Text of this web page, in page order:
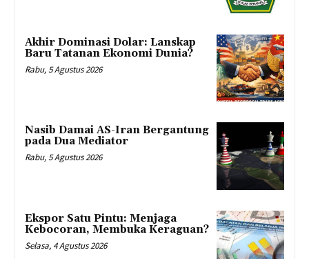
Akhir Dominasi Dolar: Lanskap
Baru Tatanan Ekonomi Dunia?
Rabu, 5 Agustus 2026
Nasib Damai AS-Iran Bergantung
pada Dua Mediator
Rabu, 5 Agustus 2026
Ekspor Satu Pintu: Menjaga
Kebocoran, Membuka Keraguan?
Selasa, 4 Agustus 2026